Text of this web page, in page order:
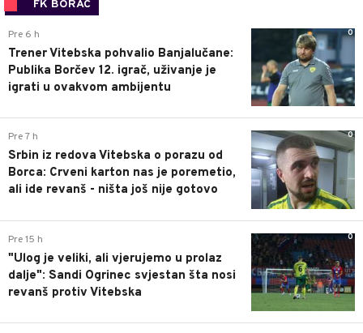
FK BORAC
0
Pre 6 h
Trener Vitebska pohvalio Banjalučane:
Publika Borčev 12. igrač, uživanje je
igrati u ovakvom ambijentu
0
Pre 7 h
Srbin iz redova Vitebska o porazu od
Borca: Crveni karton nas je poremetio,
ali ide revanš - ništa još nije gotovo
0
Pre 15 h
"Ulog je veliki, ali vjerujemo u prolaz
dalje": Sandi Ogrinec svjestan šta nosi
revanš protiv Vitebska